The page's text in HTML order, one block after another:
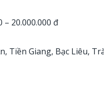
– 20.000.000 đ
Tiền Giang, Bạc Liêu,